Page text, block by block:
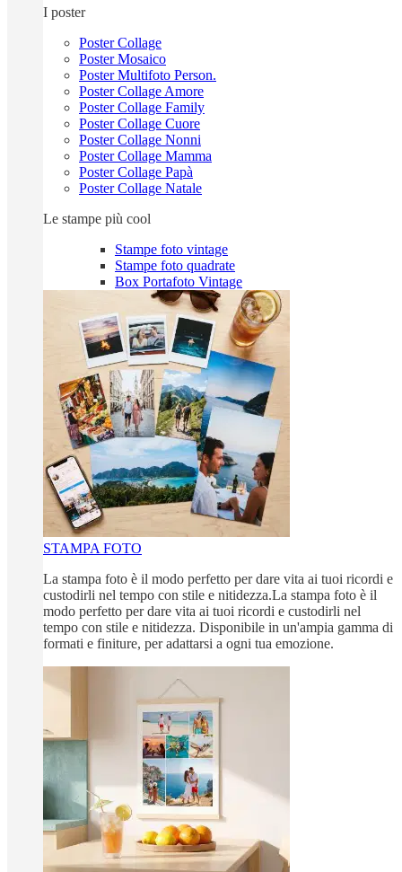
I poster
Poster Collage
Poster Mosaico
Poster Multifoto Person.
Poster Collage Amore
Poster Collage Family
Poster Collage Cuore
Poster Collage Nonni
Poster Collage Mamma
Poster Collage Papà
Poster Collage Natale
Le stampe più cool
Stampe foto vintage
Stampe foto quadrate
Box Portafoto Vintage
STAMPA FOTO
La stampa foto è il modo perfetto per dare vita ai tuoi ricordi e
custodirli nel tempo con stile e nitidezza.La stampa foto è il
modo perfetto per dare vita ai tuoi ricordi e custodirli nel
tempo con stile e nitidezza. Disponibile in un'ampia gamma di
formati e finiture, per adattarsi a ogni tua emozione.